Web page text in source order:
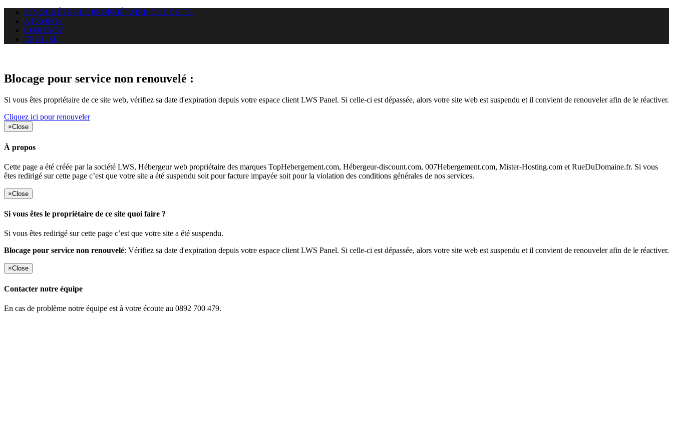
SI VOUS ÊTES LE PROPRIÉTAIRE DE CE SITE
A PROPOS
CONTACT
ENGLISH
Blocage pour service non renouvelé :
Si vous êtes propriétaire de ce site web, vérifiez sa date d'expiration depuis votre espace client LWS Panel. Si celle-ci est dépassée, alors votre site web est suspendu et il convient de renouveler afin de le réactiver.
Cliquez ici pour renouveler
×Close
À propos
Cette page a été créée par la société LWS, Hébergeur web propriétaire des marques TopHebergement.com, Hébergeur-discount.com, 007Hebergement.com, Mister-Hosting.com et RueDuDomaine.fr. Si vous
êtes redirigé sur cette page c’est que votre site a été suspendu soit pour facture impayée soit pour la violation des conditions générales de nos services.
×Close
Si vous êtes le propriétaire de ce site quoi faire ?
Si vous êtes redirigé sur cette page c’est que votre site a été suspendu.
Blocage pour service non renouvelé: Vérifiez sa date d'expiration depuis votre espace client LWS Panel. Si celle-ci est dépassée, alors votre site web est suspendu et il convient de renouveler afin de le réactiver.
×Close
Contacter notre équipe
En cas de problème notre équipe est à votre écoute au 0892 700 479.